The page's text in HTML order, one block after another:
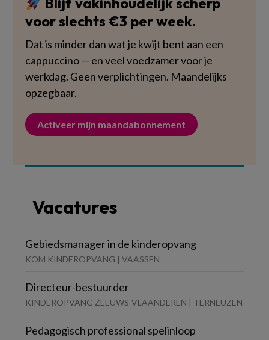
voor slechts €3 per week.
Dat is minder dan wat je kwijt bent aan een
cappuccino — en veel voedzamer voor je
werkdag. Geen verplichtingen. Maandelijks
opzegbaar.
Activeer mijn maandabonnement
Vacatures
Gebiedsmanager in de kinderopvang
KOM KINDEROPVANG | VAASSEN
Directeur-bestuurder
KINDEROPVANG ZEEUWS-VLAANDEREN | TERNEUZEN
Pedagogisch professional spelinloop